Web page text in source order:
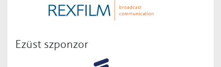
Ezüst szponzor